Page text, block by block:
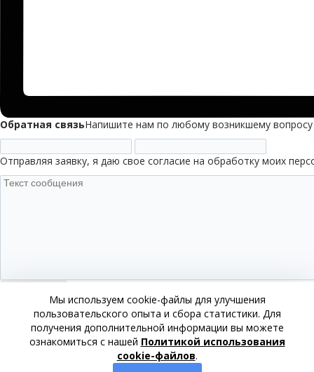
Обратная связьНапишите нам по любому возникшему вопросу
Отправляя заявку, я даю свое согласие на обработку моих
Даюсогласие на обработку персональных данных
ознакомление с документами, определяющими
данных.
Мы используем cookie-файлы для улучшения
пользовательского опыта и сбора статистики. Для
получения дополнительной информации вы можете
ознакомиться с нашей Политикой использования
cookie-файлов.